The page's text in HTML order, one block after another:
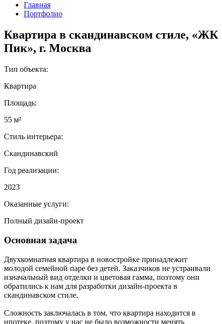
Главная
Портфолио
Квартира в скандинавском стиле, «ЖК
Пик», г. Москва
Тип объекта:
Квартира
Площадь:
55 м²
Стиль интерьера:
Скандинавский
Год реализации:
2023
Оказанные услуги:
Полный дизайн-проект
Основная задача
Двухкомнатная квартира в новостройке принадлежит
молодой семейной паре без детей. Заказчиков не устраивали
изначальный вид отделки и цветовая гамма, поэтому они
обратились к нам для разработки дизайн-проекта в
скандинавском стиле.
Сложность заключалась в том, что квартира находится в
ипотеке, поэтому у нас не было возможности менять